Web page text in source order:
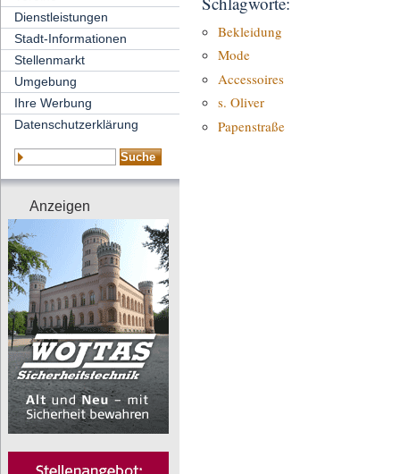
Dienstleistungen
Stadt-Informationen
Stellenmarkt
Umgebung
Ihre Werbung
Datenschutzerklärung
Anzeigen
Bekleidung
Mode
Accessoires
s. Oliver
Papenstraße